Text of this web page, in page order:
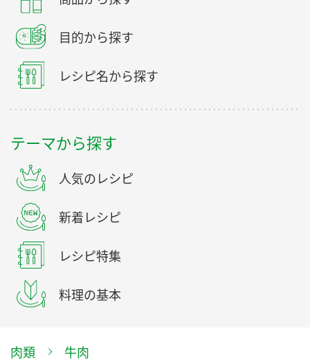
目的から探す
レシピ名から探す
テーマから探す
人気のレシピ
新着レシピ
レシピ特集
料理の基本
肉類 牛肉